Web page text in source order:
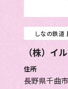
しなの鉄道
（株）イ
住所
長野県千曲